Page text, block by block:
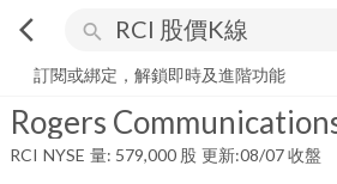
arrow_back_ios search
Rogers Communications Inc. 34.47
訂閱或綁定，解鎖即時及進階功能
RCI NYSE 量: 579,000 股 更新:08/07 收盤